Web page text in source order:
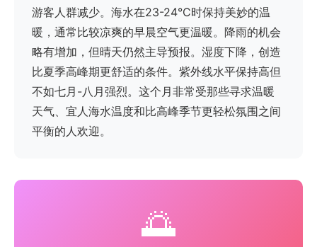
游客人群减少。海水在23-24°C时保持美妙的温
暖，通常比较凉爽的早晨空气更温暖。降雨的机会
略有增加，但晴天仍然主导预报。湿度下降，创造
比夏季高峰期更舒适的条件。紫外线水平保持高但
不如七月-八月强烈。这个月非常受那些寻求温暖
天气、宜人海水温度和比高峰季节更轻松氛围之间
平衡的人欢迎。
🌅